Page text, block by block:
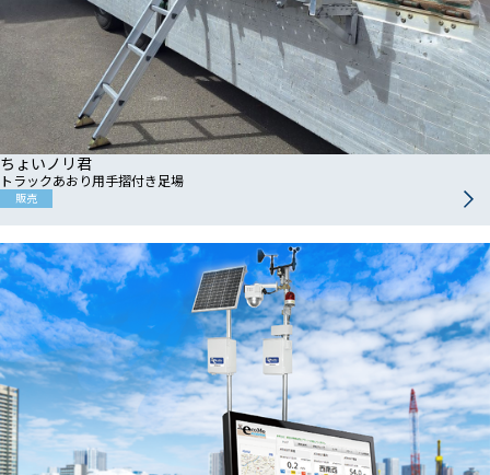
ちょいノリ君
トラックあおり用手摺付き足場
販売